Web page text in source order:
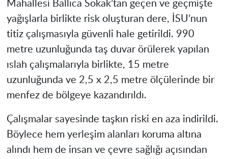
Mahallesi Ballıca Sokak’tan geçen ve geçmişte
yağışlarla birlikte risk oluşturan dere, İSU’nun
titiz çalışmasıyla güvenli hale getirildi. 990
metre uzunluğunda taş duvar örülerek yapılan
ıslah çalışmalarıyla birlikte, 15 metre
uzunluğunda ve 2,5 x 2,5 metre ölçülerinde bir
menfez de bölgeye kazandırıldı.
Çalışmalar sayesinde taşkın riski en aza indirildi.
Böylece hem yerleşim alanları koruma altına
alındı hem de insan ve çevre sağlığı açısından